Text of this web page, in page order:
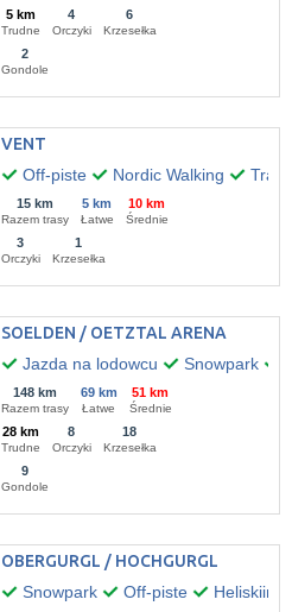
5 km
Trudne
4
Orczyki
6
Krzesełka
2
Gondole
VENT
Off-piste
Nordic Walking
15 km
Razem trasy
5 km
Łatwe
10 km
Średnie
3
Orczyki
1
Krzesełka
SOELDEN / OETZTAL ARENA
Jazda na lodowcu
Snowpark
148 km
Razem trasy
69 km
Łatwe
51 km
Średnie
28 km
Trudne
8
Orczyki
18
Krzesełka
9
Gondole
OBERGURGL / HOCHGURGL
Snowpark
Off-piste Heliskiing